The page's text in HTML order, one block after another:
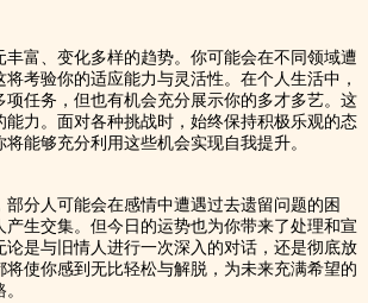
丰富、变化多样的趋势。你可能会在不同领域遭
考验你的适应能力与灵活性。在个人生活中，
项任务，但也有机会充分展示你的多才多艺。这
能力。面对各种挑战时，始终保持积极乐观的态
能够充分利用这些机会实现自我提升。
分人可能会在感情中遭遇过去遗留问题的困
产生交集。但今日的运势也为你带来了处理和宣
论是与旧情人进行一次深入的对话，还是彻底放
将使你感到无比轻松与解脱，为未来充满希望的